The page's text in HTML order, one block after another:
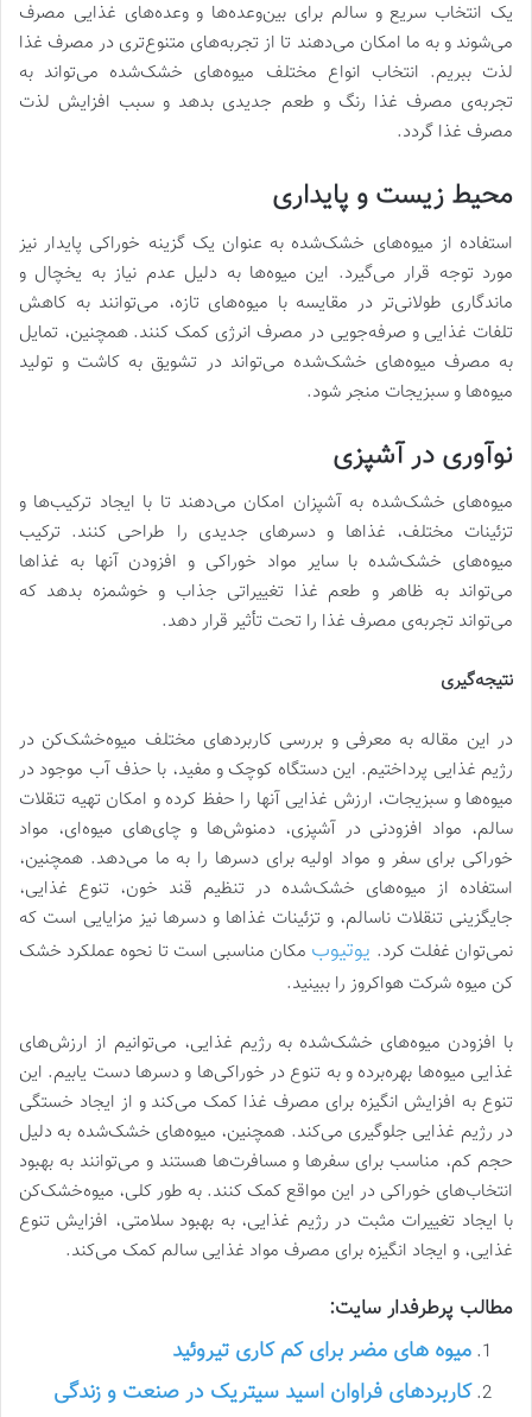
یک انتخاب سریع و سالم برای بین‌وعده‌ها و وعده‌های غذایی مصرف
می‌شوند و به ما امکان می‌دهند تا از تجربه‌های متنوع‌تری در مصرف غذا
لذت ببریم. انتخاب انواع مختلف میوه‌های خشک‌شده می‌تواند به
تجربه‌ی مصرف غذا رنگ و طعم جدیدی بدهد و سبب افزایش لذت
مصرف غذا گردد.
محیط زیست و پایداری
استفاده از میوه‌های خشک‌شده به عنوان یک گزینه خوراکی پایدار نیز
مورد توجه قرار می‌گیرد. این میوه‌ها به دلیل عدم نیاز به یخچال و
ماندگاری طولانی‌تر در مقایسه با میوه‌های تازه، می‌توانند به کاهش
تلفات غذایی و صرفه‌جویی در مصرف انرژی کمک کنند. همچنین، تمایل
به مصرف میوه‌های خشک‌شده می‌تواند در تشویق به کاشت و تولید
میوه‌ها و سبزیجات منجر شود.
نوآوری در آشپزی
میوه‌های خشک‌شده به آشپزان امکان می‌دهند تا با ایجاد ترکیب‌ها و
تزئینات مختلف، غذاها و دسرهای جدیدی را طراحی کنند. ترکیب
میوه‌های خشک‌شده با سایر مواد خوراکی و افزودن آنها به غذاها
می‌تواند به ظاهر و طعم غذا تغییراتی جذاب و خوشمزه بدهد که
می‌تواند تجربه‌ی مصرف غذا را تحت تأثیر قرار دهد.
نتیجه‌گیری
در این مقاله به معرفی و بررسی کاربردهای مختلف میوه‌خشک‌کن در
رژیم غذایی پرداختیم. این دستگاه کوچک و مفید، با حذف آب موجود در
میوه‌ها و سبزیجات، ارزش غذایی آنها را حفظ کرده و امکان تهیه تنقلات
سالم، مواد افزودنی در آشپزی، دمنوش‌ها و چای‌های میوه‌ای، مواد
خوراکی برای سفر و مواد اولیه برای دسرها را به ما می‌دهد. همچنین،
استفاده از میوه‌های خشک‌شده در تنظیم قند خون، تنوع غذایی،
جایگزینی تنقلات ناسالم، و تزئینات غذاها و دسرها نیز مزایایی است که
نمی‌توان غفلت کرد. یوتیوب مکان مناسبی است تا نحوه عملکرد خشک
کن میوه شرکت هواکروز را ببینید.
با افزودن میوه‌های خشک‌شده به رژیم غذایی، می‌توانیم از ارزش‌های
غذایی میوه‌ها بهره‌برده و به تنوع در خوراکی‌ها و دسرها دست یابیم. این
تنوع به افزایش انگیزه برای مصرف غذا کمک می‌کند و از ایجاد خستگی
در رژیم غذایی جلوگیری می‌کند. همچنین، میوه‌های خشک‌شده به دلیل
حجم کم، مناسب برای سفرها و مسافرت‌ها هستند و می‌توانند به بهبود
انتخاب‌های خوراکی در این مواقع کمک کنند. به طور کلی، میوه‌خشک‌کن
با ایجاد تغییرات مثبت در رژیم غذایی، به بهبود سلامتی، افزایش تنوع
غذایی، و ایجاد انگیزه برای مصرف مواد غذایی سالم کمک می‌کند.
مطالب پرطرفدار سایت:
میوه های مضر برای کم کاری تیروئید
کاربردهای فراوان اسید سیتریک در صنعت و زندگی